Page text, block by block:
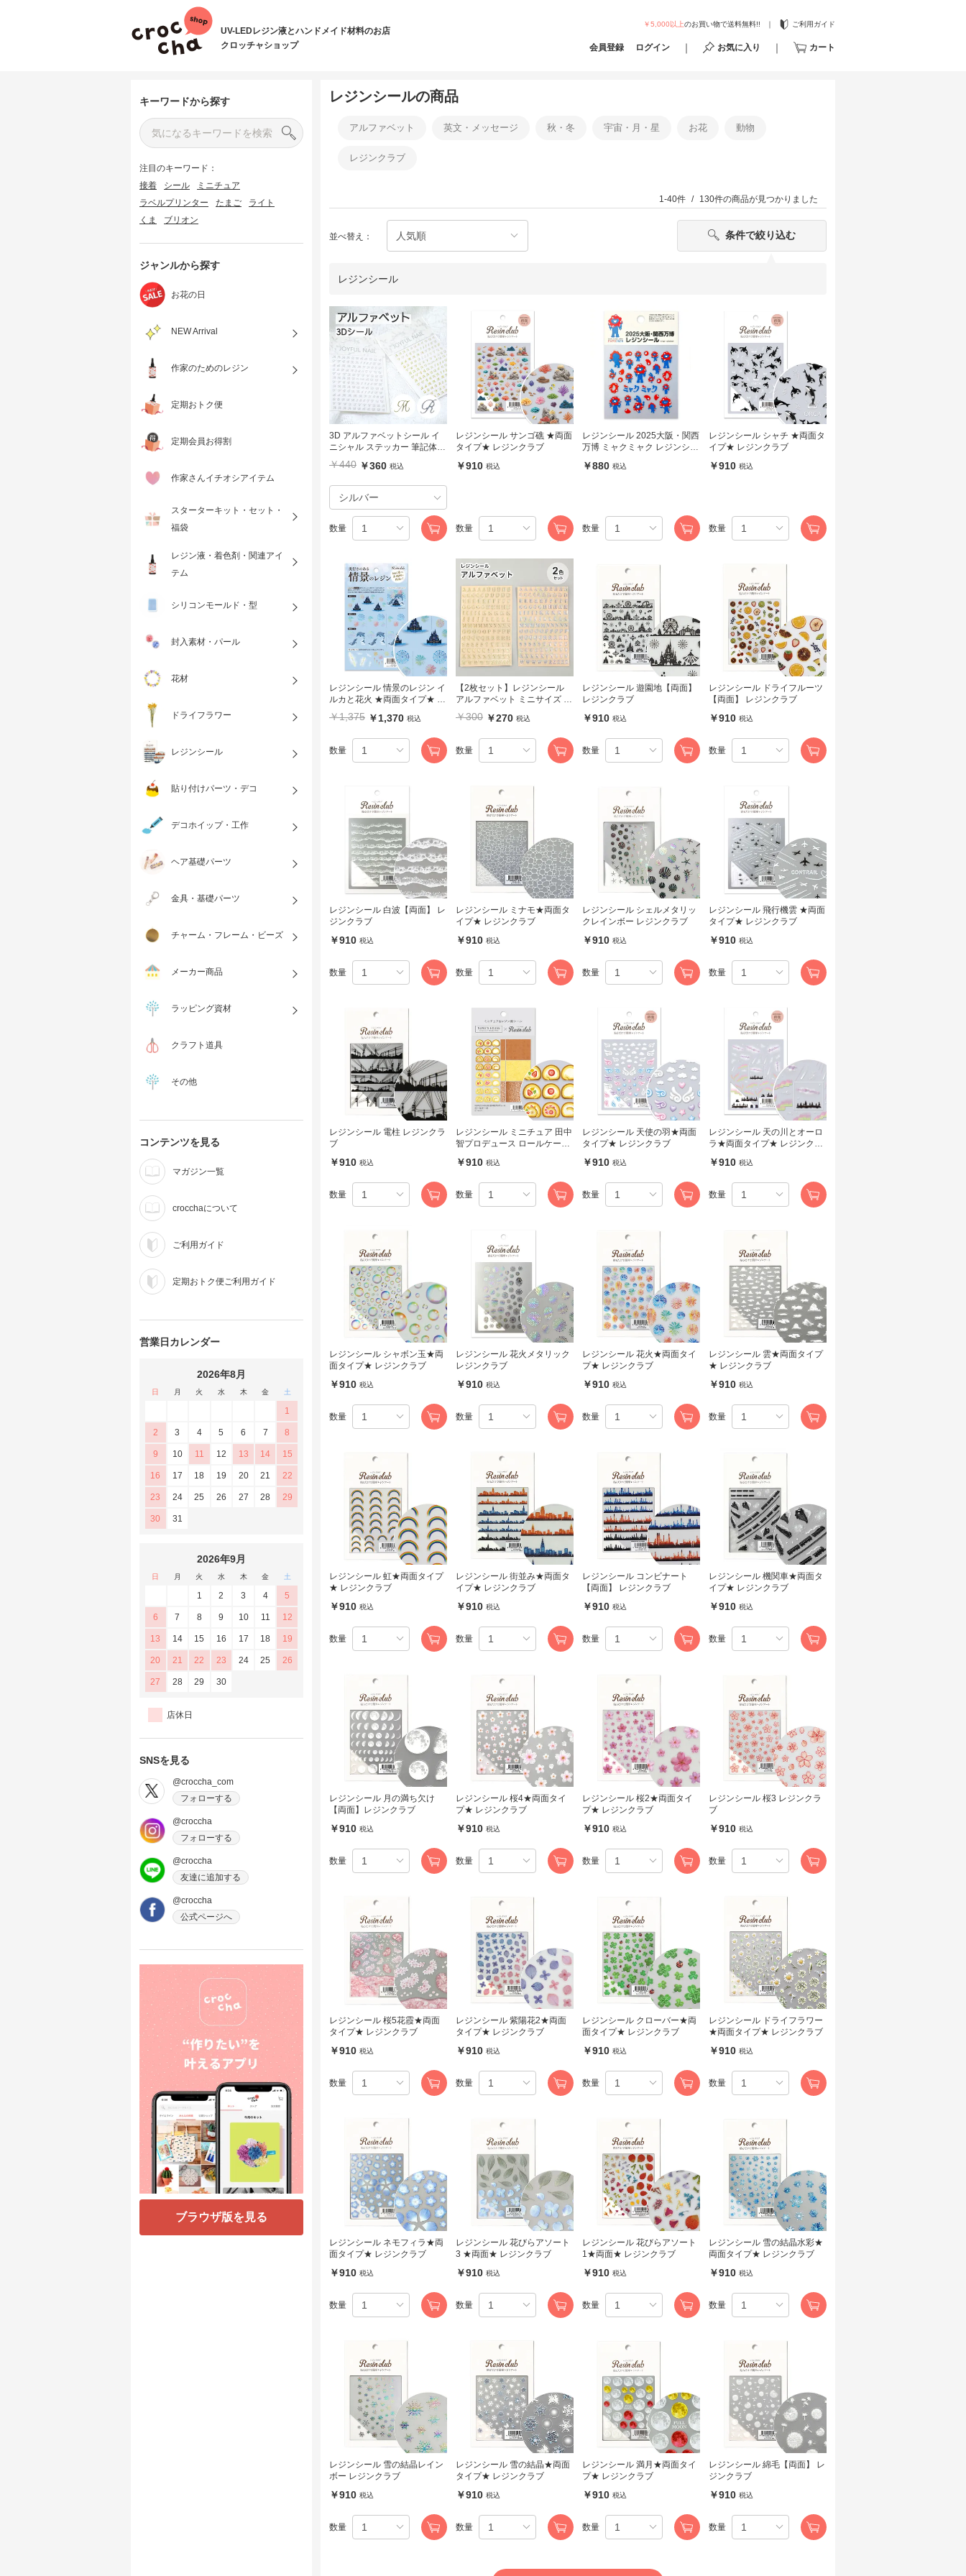
UV-LEDレジン液とハンドメイド材料のお店
クロッチャショップ
￥5,000以上のお買い物で送料無料!! ご利用ガイド
会員登録 ログイン お気に入り カート
キーワードから探す
注目のキーワード：
接着
シール
ミニチュア
ラベルプリンター
たまご
ライト
くま
ブリオン
ジャンルから探す
お花の日
NEW Arrival
作家のためのレジン
定期おトク便
定期会員お得割
作家さんイチオシアイテム
スターターキット・セット・
福袋
レジン液・着色剤・関連アイ
テム
シリコンモールド・型
封入素材・パール
花材
ドライフラワー
レジンシール
貼り付けパーツ・デコ
デコホイップ・工作
ヘア基礎パーツ
金具・基礎パーツ
チャーム・フレーム・ビーズ
メーカー商品
ラッピング資材
クラフト道具
その他
コンテンツを見る
マガジン一覧
crocchaについて
ご利用ガイド
定期おトク便ご利用ガイド
営業日カレンダー
2026年8月
日 月 火 水 木 金 土
1
2 3 4 5 6 7 8
9 10 11 12 13 14 15
16 17 18 19 20 21 22
23 24 25 26 27 28 29
30 31
2026年9月
日 月 火 水 木 金 土
1 2 3 4 5
6 7 8 9 10 11 12
13 14 15 16 17 18 19
20 21 22 23 24 25 26
27 28 29 30
店休日
SNSを見る
@croccha_com
フォローする
@croccha
フォローする
@croccha
友達に追加する
@croccha
公式ページへ
ブラウザ版を見る
レジンシールの商品
アルファベット 英文・メッセージ 秋・冬 宇宙・月・星 お花 動物
レジンクラブ
1-40件 130件の商品が見つかりました
並べ替え： 条件で絞り込む
レジンシール
3D アルファベットシール イ
ニシャル ステッカー 筆記体
(1枚入り)
￥440 ￥360 税込
数量
レジンシール サンゴ礁 ★両面
タイプ★ レジンクラブ
￥910 税込
数量
レジンシール 2025大阪・関西
万博 ミャクミャク レジンシー
￥880 税込
数量
レジンシール シャチ ★両面タ
イプ★ レジンクラブ
￥910 税込
数量
レジンシール 情景のレジン イ
ルカと花火 ★両面タイプ★ レ
￥1,375 ￥1,370 税込
数量
【2枚セット】レジンシール
アルファベット ミニサイズ 大
￥300 ￥270 税込
数量
レジンシール 遊園地【両面】
レジンクラブ
￥910 税込
数量
レジンシール ドライフルーツ
【両面】 レジンクラブ
￥910 税込
数量
レジンシール 白波【両面】 レ
ジンクラブ
￥910 税込
数量
レジンシール ミナモ★両面タ
イプ★ レジンクラブ
￥910 税込
数量
レジンシール シェルメタリッ
クレインボー レジンクラブ
￥910 税込
数量
レジンシール 飛行機雲 ★両面
タイプ★ レジンクラブ
￥910 税込
数量
レジンシール 電柱 レジンクラ
ブ
￥910 税込
数量
レジンシール ミニチュア 田中
智プロデュース ロールケーキ
￥910 税込
数量
レジンシール 天使の羽★両面
タイプ★ レジンクラブ
￥910 税込
数量
レジンシール 天の川とオーロ
ラ★両面タイプ★ レジンクラ
￥910 税込
数量
レジンシール シャボン玉★両
面タイプ★ レジンクラブ
￥910 税込
数量
レジンシール 花火メタリック
レジンクラブ
￥910 税込
数量
レジンシール 花火★両面タイ
プ★ レジンクラブ
￥910 税込
数量
レジンシール 雲★両面タイプ
★ レジンクラブ
￥910 税込
数量
レジンシール 虹★両面タイプ
★ レジンクラブ
￥910 税込
数量
レジンシール 街並み★両面タ
イプ★ レジンクラブ
￥910 税込
数量
レジンシール コンビナート
【両面】 レジンクラブ
￥910 税込
数量
レジンシール 機関車★両面タ
イプ★ レジンクラブ
￥910 税込
数量
レジンシール 月の満ち欠け
【両面】レジンクラブ
￥910 税込
数量
レジンシール 桜4★両面タイ
プ★ レジンクラブ
￥910 税込
数量
レジンシール 桜2★両面タイ
プ★ レジンクラブ
￥910 税込
数量
レジンシール 桜3 レジンクラ
ブ
￥910 税込
数量
レジンシール 桜5花霞★両面
タイプ★ レジンクラブ
￥910 税込
数量
レジンシール 紫陽花2★両面
タイプ★ レジンクラブ
￥910 税込
数量
レジンシール クローバー★両
面タイプ★ レジンクラブ
￥910 税込
数量
レジンシール ドライフラワー
★両面タイプ★ レジンクラブ
￥910 税込
数量
レジンシール ネモフィラ★両
面タイプ★ レジンクラブ
￥910 税込
数量
レジンシール 花びらアソート
3 ★両面★ レジンクラブ
￥910 税込
数量
レジンシール 花びらアソート
1★両面★ レジンクラブ
￥910 税込
数量
レジンシール 雪の結晶水彩★
両面タイプ★ レジンクラブ
￥910 税込
数量
レジンシール 雪の結晶レイン
ボー レジンクラブ
￥910 税込
数量
レジンシール 雪の結晶★両面
タイプ★ レジンクラブ
￥910 税込
数量
レジンシール 満月★両面タイ
プ★ レジンクラブ
￥910 税込
数量
レジンシール 綿毛【両面】 レ
ジンクラブ
￥910 税込
数量